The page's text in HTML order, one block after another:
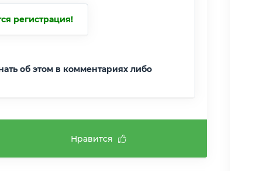
регистрация!
об этом в комментариях либо
Нравится